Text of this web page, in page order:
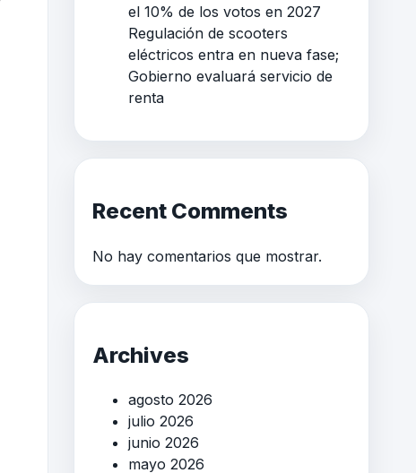
el 10% de los votos en 2027
Regulación de scooters
eléctricos entra en nueva fase;
Gobierno evaluará servicio de
renta
Recent Comments
No hay comentarios que mostrar.
Archives
agosto 2026
julio 2026
junio 2026
mayo 2026